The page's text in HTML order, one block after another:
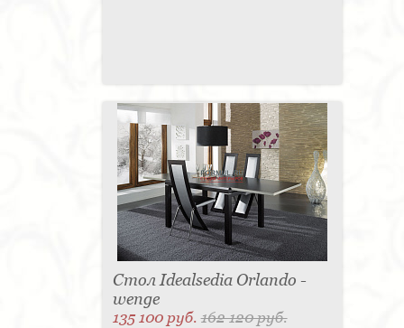
Стол Idealsedia Orlando -
wenge
135 100 руб.162 120 руб.